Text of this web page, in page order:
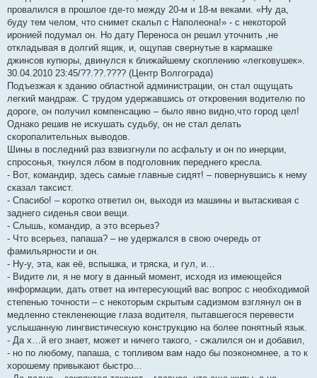
провалился в прошлое где-то между 20-м и 18-м веками. «Ну да,
буду тем челом, что снимет скальп с Наполеона!» - с некоторой
иронией подумал он. Но дату Переноса он решил уточнить ,не
откладывая в долгий ящик, и, ощупав свернутые в кармашке
джинсов купюры, двинулся к ближайшему скоплению «легковушек».
30.04.2010 23:45/??.??.???? (Центр Волгограда)
Подъезжая к зданию областной администрации, он стал ощущать
легкий мандраж. С трудом удержавшись от откровения водителю по
дороге, он получил компенсацию – было явно видно,что город цел!
Однако решив не искушать судьбу, он не стал делать
скоропалительных выводов.
Шины в последний раз взвизгнули по асфальту и он по инерции,
спросонья, ткнулся лбом в подголовник переднего кресла.
- Вот, командир, здесь самые главные сидят! – повернувшись к нему
сказал таксист.
- Спасибо! – коротко ответил он, выходя из машины и вытаскивая с
заднего сиденья свои вещи.
- Слышь, командир, а это всерьез?
- Что всерьез, папаша? – не удержался в свою очередь от
фамильярности и он.
- Ну-у, эта, как её, вспышка, и тряска, и гул, и…
- Видите ли, я не могу в данный момент, исходя из имеющейся
информации, дать ответ на интересующий вас вопрос с необходимой
степенью точности – с некоторым скрытым садизмом взглянул он в
медленно стекленеющие глаза водителя, пытавшегося перевести
услышанную лингвистическую конструкцию на более понятный язык.
- Да х…й его знает, может и ничего такого, - сжалился он и добавил,
- но по любому, папаша, с топливом вам надо бы поэкономнее, а то к
хорошему привыкают быстро…